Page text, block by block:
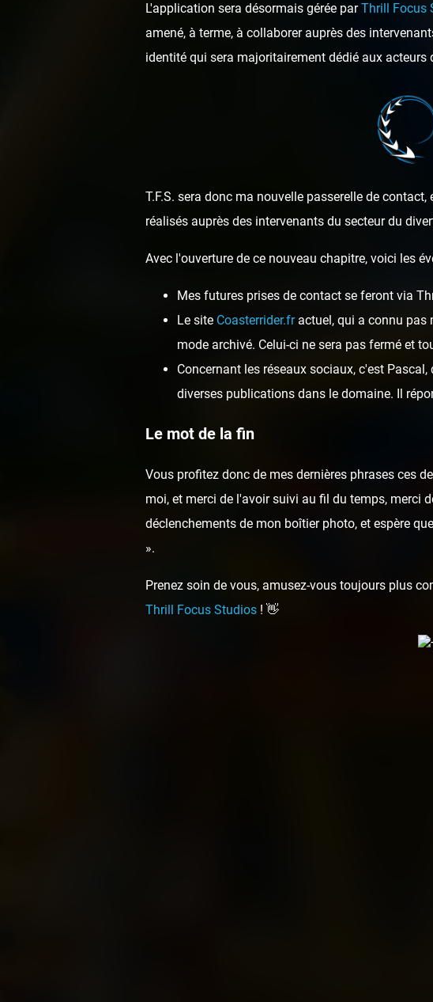
TDZ pour Tonnerre
L'application sera désormais gérée parThrill Focus
amené, à terme, à collaborer auprès des
identité qui sera majoritairement dédié aux
T.F.S. sera donc ma nouvelle passerelle de
réalisés auprès des intervenants du secteur du
Avec l'ouverture de ce nouveau chapitre, voici les
Mes futures prises de contact se feront via
Le site Coasterrider.fractuel, qui a connu pas
mode archivé. Celui-ci ne sera pas fermé et
Concernant les réseaux sociaux, c'est
diverses publications dans le domaine. Il
Le mot de la fin
Vous profitez donc de mes dernières phrases ces
moi, et merci de l'avoir suivi au fil du temps, merci
déclenchements de mon boîtier photo, et espère
».
Prenez soin de vous, amusez-vous toujours plus
Thrill Focus Studios ! 👋